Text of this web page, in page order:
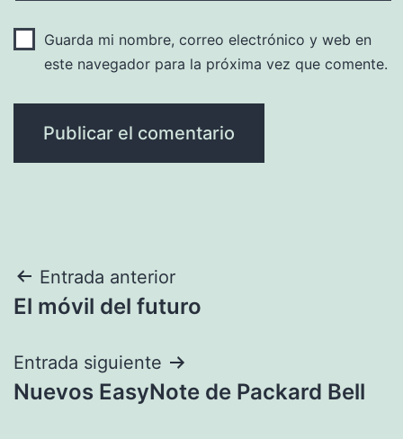
Guarda mi nombre, correo electrónico y web en
este navegador para la próxima vez que comente.
Navegación
de
entradas
Entrada anterior
El móvil del futuro
Entrada siguiente
Nuevos EasyNote de Packard Bell